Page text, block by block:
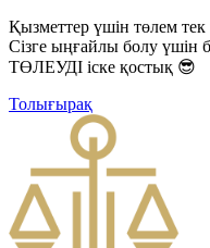
Қызметтер үшін төлем
Сізге ыңғайлы болу үшін
ТӨЛЕУДІ іске қостық 😎
Толығырақ